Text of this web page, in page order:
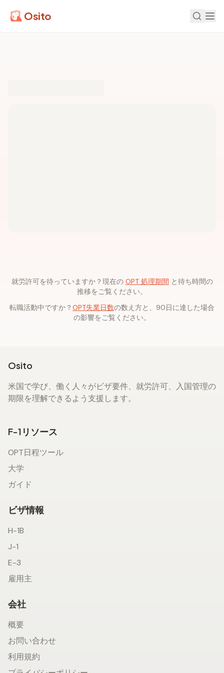
Osito
就労許可を待っていますか？現在の OPT 処理期間 と待ち時間の
推移をご覧ください。
転職活動中ですか？ OPT失業日数の数え方と、90日に達した場合
の影響をご覧ください。
Osito
米国で学び、働く人々がビザ要件、就労許可、入国管理の
期限を理解できるよう支援します。
F-1リソース
OPT日程ツール
大学
ガイド
ビザ情報
H-1B
J-1
E-3
雇用主
会社
概要
お問い合わせ
利用規約